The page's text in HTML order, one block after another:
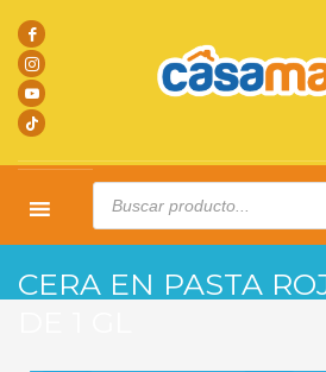
Products
search
CERA EN PASTA